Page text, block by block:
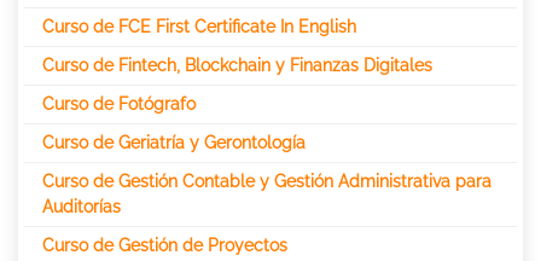
Curso de FCE First Certificate In English
Curso de Fintech, Blockchain y Finanzas Digitales
Curso de Fotógrafo
Curso de Geriatría y Gerontología
Curso de Gestión Contable y Gestión Administrativa para
Auditorías
Curso de Gestión de Proyectos